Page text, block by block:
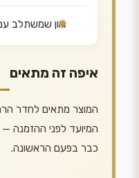
גוון שמשתלב
איפה זה מתאים
המוצר מתאים לחדר
המיועד לפני ההזמנה
כבר בפעם הראשונה.